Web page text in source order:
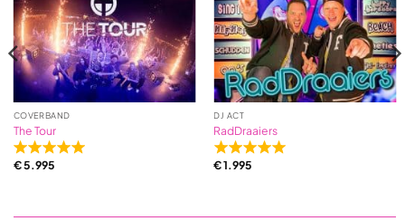
ratings
COVERBAND
The Tour
Rated
5,0
€5.995
DJ ACT
RadDraaiers
Rated
5,0
€1.995